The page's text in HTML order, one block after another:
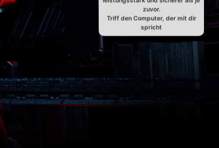
zuvor.
Triff den Computer, der mit dir
spricht